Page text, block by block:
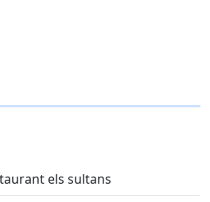
els sultans